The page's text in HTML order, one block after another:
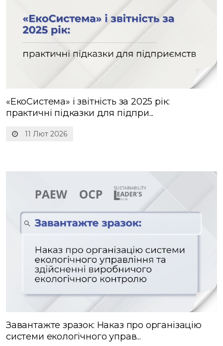
11 Лют 2026
«ЕкоСистема» і звітність за 2025 рік:
практичні підказки для підпри...
Завантажте зразок: Наказ про організацію
системи екологічного управ...